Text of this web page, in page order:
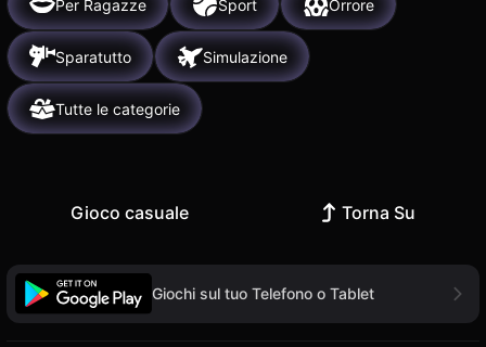
Per Ragazze Sport Orrore
Sparatutto Simulazione
Tutte le categorie
Gioco casuale Torna Su
Giochi sul tuo Telefono o Tablet